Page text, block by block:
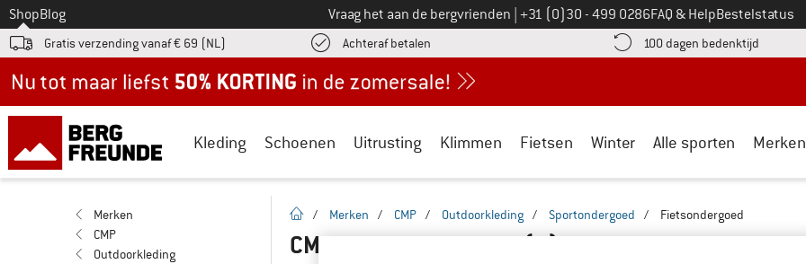
Naar
ShopBlog Vraag het aan de bergvrienden Bel ons op
+31 (0)30 - 499 0286FAQ & HelpBestelstatus
Gratis verzending vanaf € 69 (NL) Achteraf betalen vind de betalingsinformatie hier! Opent in een infovak
100 dagen bedenktijd Vind
Kleding Schoenen Uitrusting Klimmen Fietsen Winter Alle sporten Merken
Merken
CMP
Outdoorkleding
Startpagina
/ Merken / CMP / Outdoorkleding / Sportondergoed / Fietsondergoed
CMP FIETSONDERGOED(4)